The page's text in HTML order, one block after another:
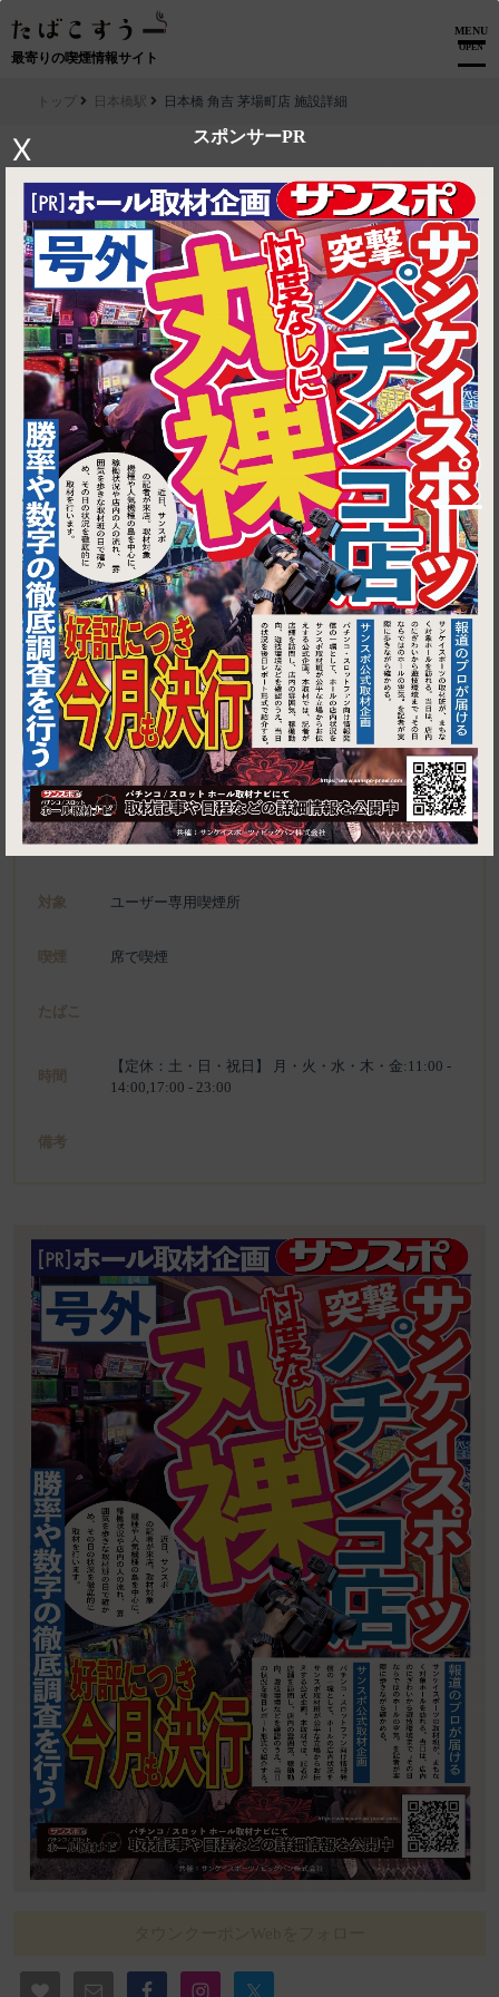
最寄りの喫煙情報サイト
MENU
OPEN
スポンサーPR
X
1
トップ 日本橋駅 日本橋 角吉 茅場町店 施設詳細
▶ ルートを見る
日本橋駅│日本橋 角吉 茅場町店
東京都中央区日本橋兜町9-7 兜町第一ビル 1F
施設名 日本橋 角吉 茅場町店
電話 03-5652-1194
種別 ユーザー専用喫煙所、喫煙可能施設
対象 ユーザー専用喫煙所
喫煙 席で喫煙
たばこ
時間
【定休：土・日・祝日】 月・火・水・木・金:11:00 -
14:00,17:00 - 23:00
備考